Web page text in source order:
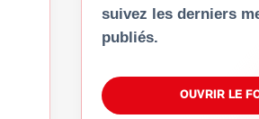
suivez les derniers
publiés.
OUVRIR LE